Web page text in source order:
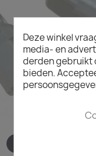
Deze winkel
media- en
derden gebruikt
bieden.